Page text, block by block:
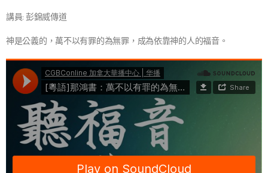
講員: 彭錦威傳道
神是公義的，萬不以有罪的為無罪，成為依靠神的人的福音。